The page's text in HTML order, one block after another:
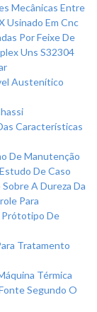
Mecânicas Entre
Usinado Em Cnc
Por Feixe De
Uns S32304
Austenítico
Características
De Manutenção
De Caso
A Dureza Da
Para
Prótotipo De
Tratamento
Térmica
Segundo O